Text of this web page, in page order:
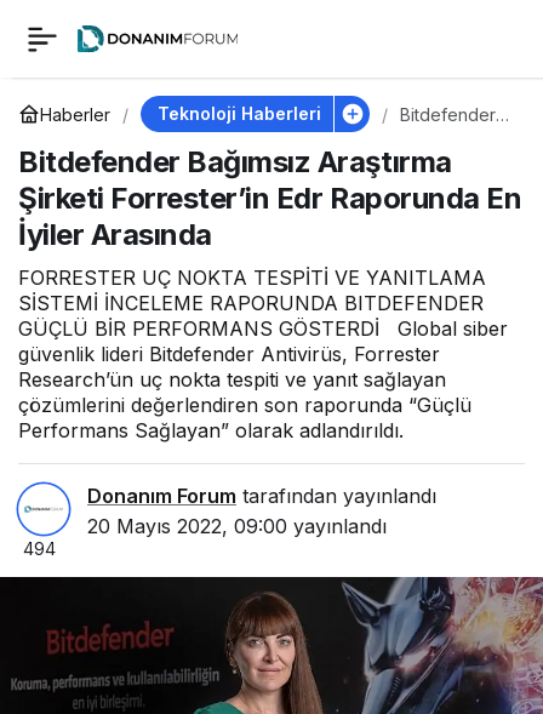
Haberler Teknoloji Haberleri
Bitdefender
Araştırma
Şirketi
Forrester’in
Bitdefender Bağımsız Araştırma
Şirketi Forrester’in Edr Raporunda En
İyiler Arasında
FORRESTER UÇ NOKTA TESPİTİ VE YANITLAMA
SİSTEMİ İNCELEME RAPORUNDA BITDEFENDER
GÜÇLÜ BİR PERFORMANS GÖSTERDİ Global siber
güvenlik lideri Bitdefender Antivirüs, Forrester
Research’ün uç nokta tespiti ve yanıt sağlayan
çözümlerini değerlendiren son raporunda “Güçlü
Performans Sağlayan” olarak adlandırıldı.
Donanım Forum tarafından yayınlandı
20 Mayıs 2022, 09:00 yayınlandı
494
Bitdefender Bağımsız
Araştırma Şirketi
Forrester’in Edr
Raporunda En İyiler
Arasında